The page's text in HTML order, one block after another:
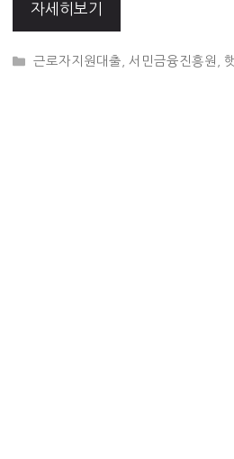
자세히보기
CATEGORIES
근로자지원대출 ,서민금융진흥원